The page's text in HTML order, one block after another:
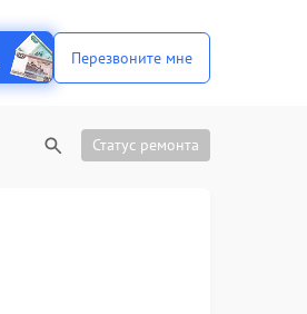
Перезвоните мне
Статус ремонта